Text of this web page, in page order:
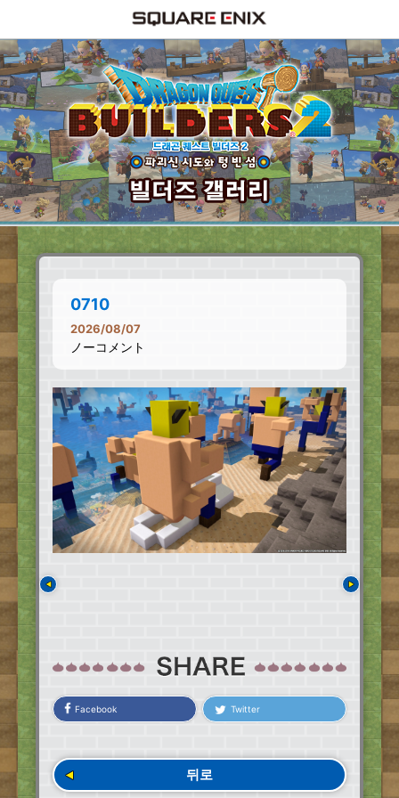
0710
2026/08/07
ノーコメント
Facebook Twitter
뒤로